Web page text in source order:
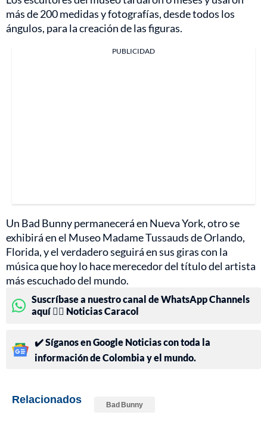
más de 200 medidas y fotografías, desde todos los
ángulos, para la creación de las figuras.
PUBLICIDAD
Un Bad Bunny permanecerá en Nueva York, otro se
exhibirá en el Museo Madame Tussauds de Orlando,
Florida, y el verdadero seguirá en sus giras con la
música que hoy lo hace merecedor del título del artista
más escuchado del mundo.
Suscríbase a nuestro canal de WhatsApp Channels
aquí 👉🏻 Noticias Caracol
✔️ Síganos en Google Noticias con toda la
información de Colombia y el mundo.
Relacionados Bad Bunny